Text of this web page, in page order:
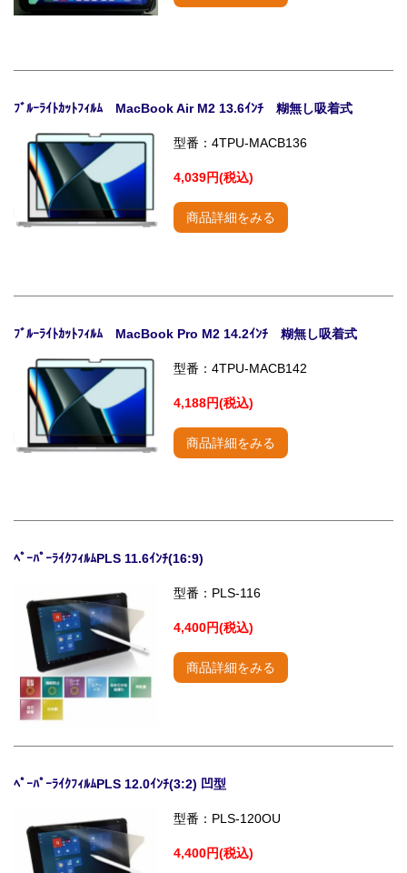
ﾌﾞﾙｰﾗｲﾄｶｯﾄﾌｨﾙﾑ MacBook Air M2 13.6ｲﾝﾁ 糊無し吸着式
型番：4TPU-MACB136
4,039円(税込)
商品詳細をみる
ﾌﾞﾙｰﾗｲﾄｶｯﾄﾌｨﾙﾑ MacBook Pro M2 14.2ｲﾝﾁ 糊無し吸着式
型番：4TPU-MACB142
4,188円(税込)
商品詳細をみる
ﾍﾟｰﾊﾟｰﾗｲｸﾌｨﾙﾑPLS 11.6ｲﾝﾁ(16:9)
型番：PLS-116
4,400円(税込)
商品詳細をみる
ﾍﾟｰﾊﾟｰﾗｲｸﾌｨﾙﾑPLS 12.0ｲﾝﾁ(3:2) 凹型
型番：PLS-120OU
4,400円(税込)